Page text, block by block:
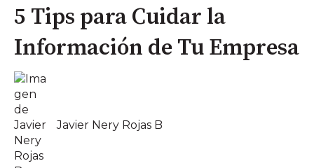
5 Tips para Cuidar la
Información de Tu Empresa
Javier Nery Rojas B